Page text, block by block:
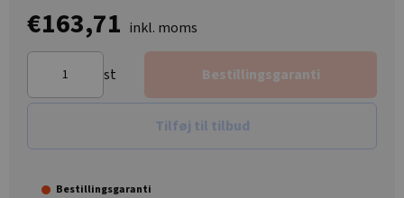
€163,71 inkl. moms
st Bestillingsgaranti
Tilføj til tilbud
Bestillingsgaranti